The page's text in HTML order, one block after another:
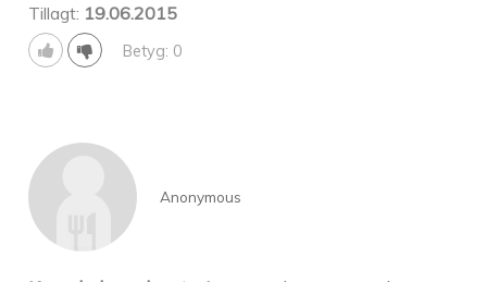
Tillagt: 19.06.2015
Betyg: 0
Anonymous